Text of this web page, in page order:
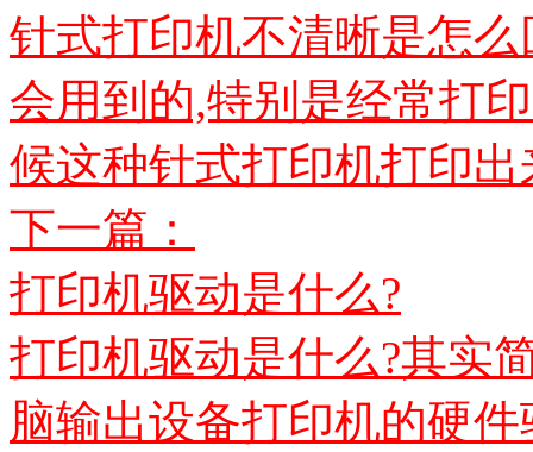
针式打印机不清晰是怎
会用到的,特别是经常打
候这种针式打印机打印出
下一篇：
打印机驱动是什么?
打印机驱动是什么?其实
脑输出设备打印机的硬